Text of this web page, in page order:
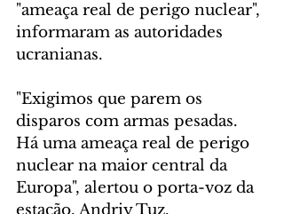
"ameaça real de perigo nuclear",
informaram as autoridades
ucranianas.
"Exigimos que parem os
disparos com armas pesadas.
Há uma ameaça real de perigo
nuclear na maior central da
Europa", alertou o porta-voz da